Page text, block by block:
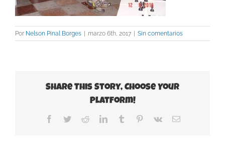
Por Nelson Pinal Borges | marzo 6th, 2017 | Sin comentarios
Share This Story, Choose Your
Platform!
Facebook
TwitterRedditLinkedInTumblr Pinterest
Vk
Correo